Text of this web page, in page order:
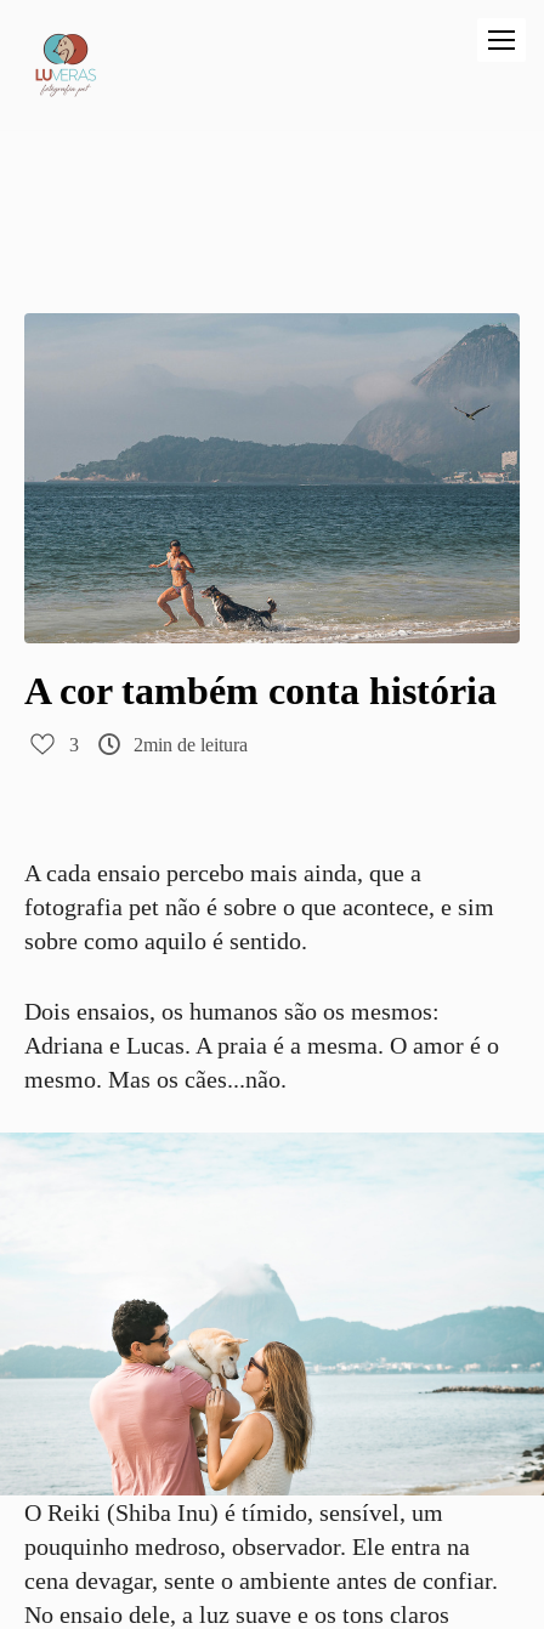
A cor também conta história
3 2min de leitura
A cada ensaio percebo mais ainda, que a
fotografia pet não é sobre o que acontece, e sim
sobre como aquilo é sentido.
Dois ensaios, os humanos são os mesmos:
Adriana e Lucas. A praia é a mesma. O amor é o
mesmo. Mas os cães...não.
O Reiki (Shiba Inu) é tímido, sensível, um
pouquinho medroso, observador. Ele entra na
cena devagar, sente o ambiente antes de confiar.
No ensaio dele, a luz suave e os tons claros